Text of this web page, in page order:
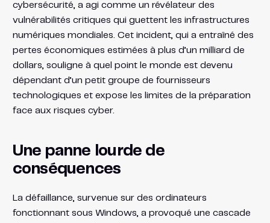
cybersécurité, a agi comme un révélateur des
vulnérabilités critiques qui guettent les infrastructures
numériques mondiales. Cet incident, qui a entraîné des
pertes économiques estimées à plus d’un milliard de
dollars, souligne à quel point le monde est devenu
dépendant d’un petit groupe de fournisseurs
technologiques et expose les limites de la préparation
face aux risques cyber.
Une panne lourde de
conséquences
La défaillance, survenue sur des ordinateurs
fonctionnant sous Windows, a provoqué une cascade